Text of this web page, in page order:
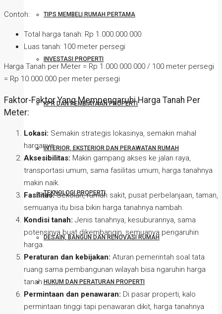
TIPS MEMBELI RUMAH PERTAMA
INVESTASI PROPERTI
KPR DAN PEMBIAYAAN PROPERTI
INTERIOR, EKSTERIOR DAN PERAWATAN RUMAH
TEKNOLOGI PROPERTI
DESAIN, BANGUN DAN RENOVASI RUMAH
HUKUM DAN PERATURAN PROPERTI
Contoh:
Total harga tanah: Rp 1.000.000.000
Luas tanah: 100 meter persegi
Harga Tanah per Meter = Rp 1.000.000.000 / 100 meter persegi
= Rp 10.000.000 per meter persegi
Faktor-Faktor Yang Mempengaruhi Harga Tanah Per
Meter:
Lokasi: Semakin strategis lokasinya, semakin mahal
harganya.
Aksesibilitas: Makin gampang akses ke jalan raya,
transportasi umum, sama fasilitas umum, harga tanahnya
makin naik.
Fasilitas:Sekolah, rumah sakit, pusat perbelanjaan, taman,
semuanya itu bisa bikin harga tanahnya nambah.
Kondisi tanah: Jenis tanahnya, kesuburannya, sama
potensinya buat dikembangin, semuanya pengaruhin
harga.
Peraturan dan kebijakan: Aturan pemerintah soal tata
ruang sama pembangunan wilayah bisa ngaruhin harga
tanah.
Permintaan dan penawaran: Di pasar properti, kalo
permintaan tinggi tapi penawaran dikit, harga tanahnya